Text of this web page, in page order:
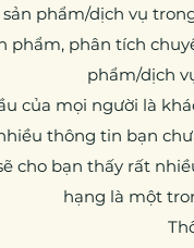
phẩm/dịch vụ
phẩm, phân tích
phẩm/dịch
của mọi người là
thông tin bạn
cho bạn thấy rất
hạng là một